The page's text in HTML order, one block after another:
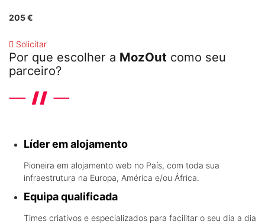
205 €
Solicitar
Por que escolher a MozOut como seu
parceiro?
Líder em alojamento
Pioneira em alojamento web no País, com toda sua
infraestrutura na Europa, América e/ou África.
Equipa qualificada
Times criativos e especializados para facilitar o seu dia a dia